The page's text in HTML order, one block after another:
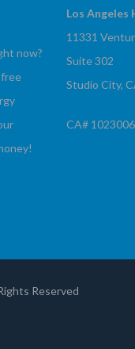
now?
Los Angeles
11331
Suite 302
Studio City,
CA# 1023006
Reserved